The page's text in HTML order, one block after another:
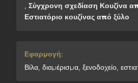
, Σύγχρονη σχεδίαση Κουζίνα
Εστιατόριο κουζίνας από ξύλο
Εφαρμογή:
Βίλα, διαμέρισμα, ξενοδοχείο,